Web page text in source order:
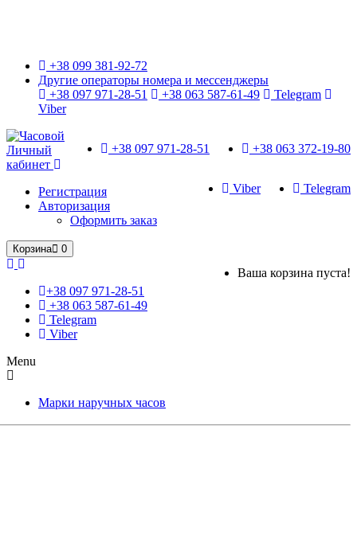
+38 099 381-92-72
Другие операторы номера и мессенджеры
+38 097 971-28-51
+38 063 587-61-49
Telegram
Viber
+38 063 372-19-80
+38 097 971-28-51
Telegram
Viber
Личный
кабинет
Регистрация
Авторизация
Оформить заказ
Корзина 0
Ваша корзина пуста!
+38 097 971-28-51
+38 063 587-61-49
Telegram
Viber
Menu
Марки наручных часов